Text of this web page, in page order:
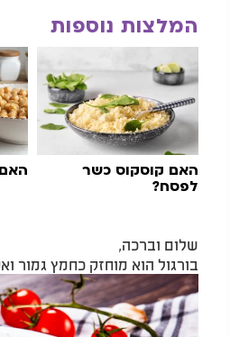
המלצות נוספות
האם קוסקוס כשר
לפסח?
שלום וברכה,
בורגול הוא מוחזק כחמץ גמור